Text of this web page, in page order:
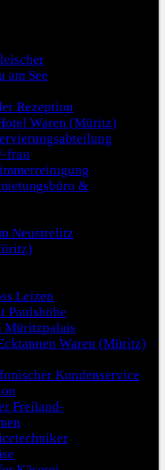
am See
Rezeption
Waren (Müritz)
frau
&
Neustrelitz
Leizen
Paulshöhe
Müritzpalais
Waren (Müritz)
Kundenservice
Freiland-